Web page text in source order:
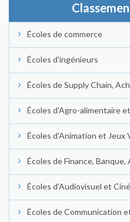
Écoles de commerce
Écoles d'ingénieurs
Écoles de Supply Chain,
Écoles d'Agro-alimentaire
Écoles d'Animation et Jeux
Écoles de Finance, Banque,
Écoles d'Audiovisuel et
Écoles de Communication